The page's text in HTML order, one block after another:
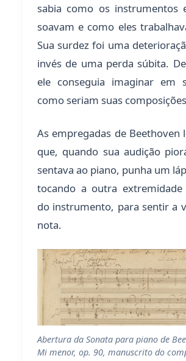
sabia como os instrumentos
soavam e como eles
Sua surdez foi uma
invés de uma perda súbita.
ele conseguia imaginar em
como seriam suas
As empregadas de Beethoven
que, quando sua audição
sentava ao piano, punha um
tocando a outra
do instrumento, para sentir a
nota.
Abertura da Sonata para piano de
Mi menor, op. 90, manuscrito do